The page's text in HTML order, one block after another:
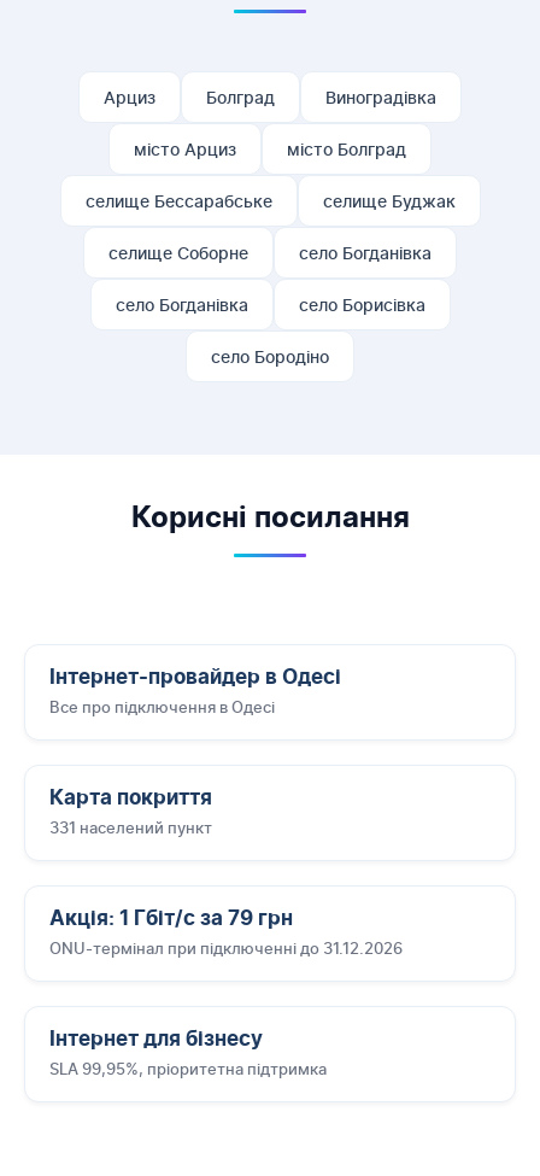
Арциз Болград Виноградівка
місто Арциз місто Болград
селище Бессарабське селище Буджак
селище Соборне село Богданівка
село Богданівка село Борисівка
село Бородiно
Корисні посилання
Інтернет-провайдер в Одесі
Все про підключення в Одесі
Карта покриття
331 населений пункт
Акція: 1 Гбіт/с за 79 грн
ONU-термінал при підключенні до 31.12.2026
Інтернет для бізнесу
SLA 99,95%, пріоритетна підтримка